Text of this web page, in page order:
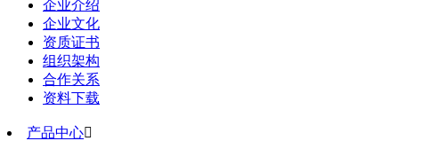
企业介绍
企业文化
资质证书
组织架构
合作关系
资料下载
产品中心